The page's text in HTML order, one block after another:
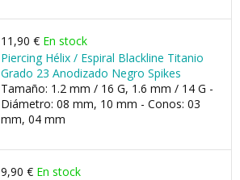
11,90 € En stock
Piercing Hélix / Espiral Blackline Titanio
Grado 23 Anodizado Negro Spikes
Tamaño: 1.2 mm / 16 G, 1.6 mm / 14 G -
Diámetro: 08 mm, 10 mm - Conos: 03
mm, 04 mm
9,90 € En stock